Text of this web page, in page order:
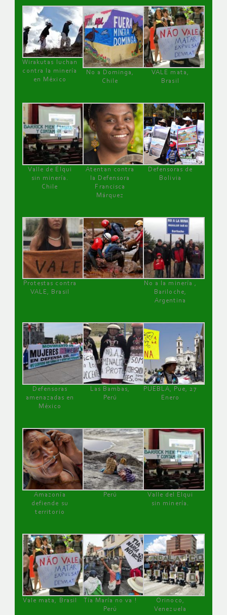
Wirakutas luchan
contra la minería
en México
No a Dominga,
Chile
VALE mata,
Brasil
Valle de Elqui
sin minería.
Chile
Atentan contra
la Defensora
Francisca
Márquez
Defensoras de
Bolivia
Protestas contra
VALE, Brasil
No a la minería ,
Bariloche,
Argentina
Defensoras
amenazadas en
México
Las Bambas,
Perú
PUEBLA, Pue, 27
Enero
Amazonía
defiende su
territorio
Perú
Valle del Elqui
sin minería.
Vale mata, Brasil
Tía María no va !
Perú
Orinoco,
Venezuela